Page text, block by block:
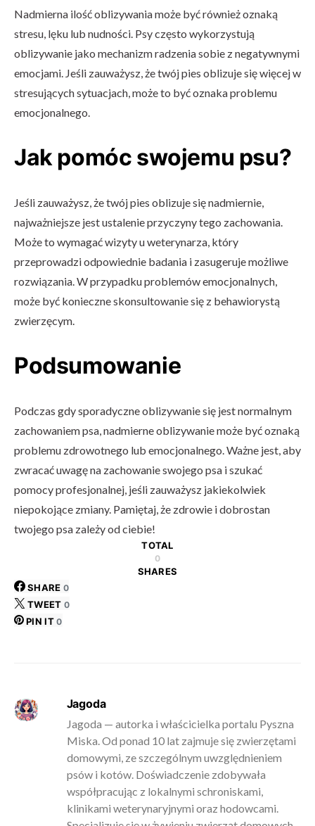
Nadmierna ilość oblizywania może być również oznaką
stresu, lęku lub nudności. Psy często wykorzystują
oblizywanie jako mechanizm radzenia sobie z negatywnymi
emocjami. Jeśli zauważysz, że twój pies oblizuje się więcej w
stresujących sytuacjach, może to być oznaka problemu
emocjonalnego.
Jak pomóc swojemu psu?
Jeśli zauważysz, że twój pies oblizuje się nadmiernie,
najważniejsze jest ustalenie przyczyny tego zachowania.
Może to wymagać wizyty u weterynarza, który
przeprowadzi odpowiednie badania i zasugeruje możliwe
rozwiązania. W przypadku problemów emocjonalnych,
może być konieczne skonsultowanie się z behawiorystą
zwierzęcym.
Podsumowanie
Podczas gdy sporadyczne oblizywanie się jest normalnym
zachowaniem psa, nadmierne oblizywanie może być oznaką
problemu zdrowotnego lub emocjonalnego. Ważne jest, aby
zwracać uwagę na zachowanie swojego psa i szukać
pomocy profesjonalnej, jeśli zauważysz jakiekolwiek
niepokojące zmiany. Pamiętaj, że zdrowie i dobrostan
twojego psa zależy od ciebie!
TOTAL
0
SHARES
SHARE 0
TWEET 0
PIN IT 0
Jagoda
Jagoda — autorka i właścicielka portalu Pyszna
Miska. Od ponad 10 lat zajmuje się zwierzętami
domowymi, ze szczególnym uwzględnieniem
psów i kotów. Doświadczenie zdobywała
współpracując z lokalnymi schroniskami,
klinikami weterynaryjnymi oraz hodowcami.